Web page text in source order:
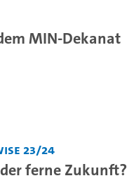
MIN-Dekanat
23/24
ferne Zukunft?